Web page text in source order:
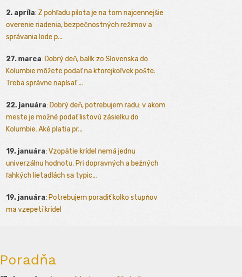
2. apríla: Z pohľadu pilota je na tom najcennejšie
overenie riadenia, bezpečnostných režimov a
správania lode p...
27. marca: Dobrý deň, balík zo Slovenska do
Kolumbie môžete podať na ktorejkoľvek pošte.
Treba správne napísať ...
22. januára: Dobrý deň, potrebujem radu: v akom
meste je možné podať listovú zásielku do
Kolumbie. Aké platia pr...
19. januára: Vzopätie krídel nemá jednu
univerzálnu hodnotu. Pri dopravných a bežných
ľahkých lietadlách sa typic...
19. januára: Potrebujem poradiť kolko stupňov
ma vzepetí kridel
Poradňa